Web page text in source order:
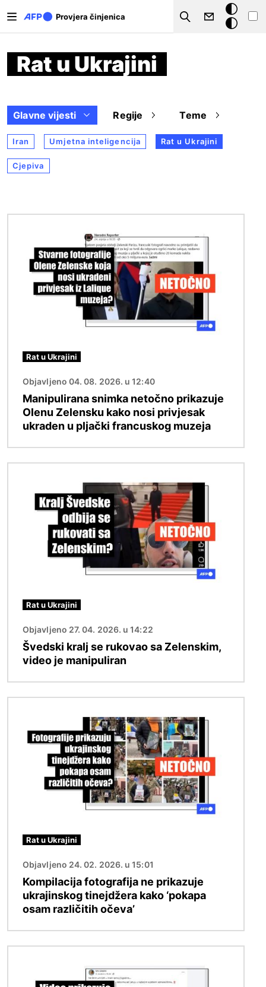
Provjera činjenica
Search
Tamna
pozadina
Rat u Ukrajini
Glavne vijesti Regije Teme
Iran Umjetna inteligencija Rat u Ukrajini
Cjepiva
Rat u Ukrajini
Objavljeno 04. 08. 2026. u 12:40
Manipulirana snimka netočno prikazuje
Olenu Zelensku kako nosi privjesak
ukraden u pljački francuskog muzeja
Rat u Ukrajini
Objavljeno 27. 04. 2026. u 14:22
Švedski kralj se rukovao sa Zelenskim,
video je manipuliran
Rat u Ukrajini
Objavljeno 24. 02. 2026. u 15:01
Kompilacija fotografija ne prikazuje
ukrajinskog tinejdžera kako ‘pokapa
osam različitih očeva’